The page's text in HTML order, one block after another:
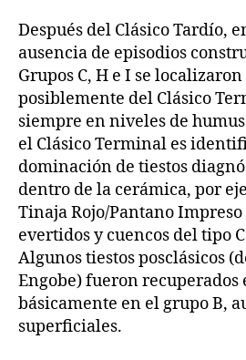
Después del Clásico Tardío,
ausencia de episodios
Grupos C, H e I se
posiblemente del Clásico
siempre en niveles de
el Clásico Terminal es
dominación de tiestos
dentro de la cerámica, por
Tinaja Rojo/Pantano
evertidos y cuencos del tipo
Algunos tiestos posclásicos
Engobe) fueron recuperados
básicamente en el grupo B,
superficiales.